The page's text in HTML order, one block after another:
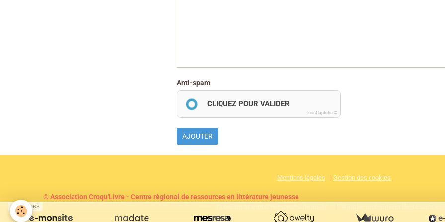
Anti-spam
CLIQUEZ POUR VALIDER
IconCaptcha ©
AJOUTER
Mentions légales Gestion des cookies
© Association Croqu'Livre - Centre régional de ressources en littérature jeunesse
SPONSORS